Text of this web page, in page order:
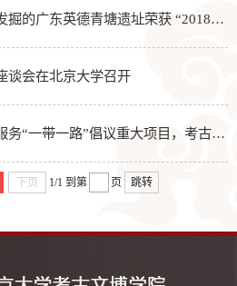
德青塘遗址荣获 “2018年度全国十大考古新发现”
谈会在北京大学召开
一路”倡议重大项目，考古文博学院肩负重任
下页 1/1 到第 页 跳转